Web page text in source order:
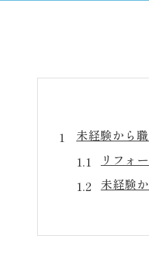
未経験から
リフォ
未経験
ものづ
手に職